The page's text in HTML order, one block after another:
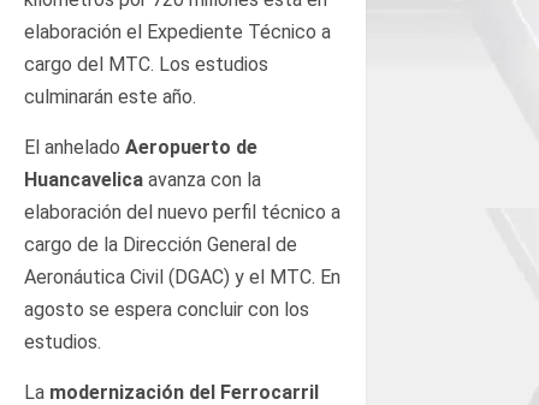
elaboración el Expediente Técnico a
cargo del MTC. Los estudios
culminarán este año.
El anhelado Aeropuerto de
Huancavelica avanza con la
elaboración del nuevo perfil técnico a
cargo de la Dirección General de
Aeronáutica Civil (DGAC) y el MTC. En
agosto se espera concluir con los
estudios.
La modernización del Ferrocarril